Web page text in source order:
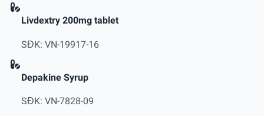
Livdextry 200mg tablet
SĐK: VN-19917-16
Depakine Syrup
SĐK: VN-7828-09